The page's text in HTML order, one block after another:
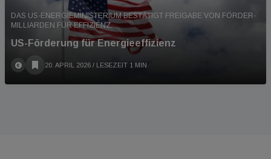
DAS US-ENERGIEMINISTERIUM BESTÄTIGT FREIGABE VON FÖRDER-
MILLIARDEN FÜR EFFIZIENZ.
US-Förderung für Energieeffizienz
20. APRIL 2026 / LESEZEIT 1 MIN